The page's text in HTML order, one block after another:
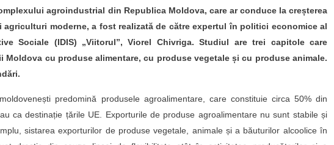
agroindustrial din Republica Moldova, care ar conduce la creșterea
moderne, a fost realizată de către expertul în politici economice al
Sociale (IDIS) „Viitorul”, Viorel Chivriga. Studiul are trei capitole care
Moldova cu produse alimentare, cu produse vegetale și cu produse animale.
predomină produsele agroalimentare, care constituie circa 50% din
ca destinație țările UE. Exporturile de produse agroalimentare nu sunt stabile și
sistarea exporturilor de produse vegetale, animale și a băuturilor alcoolice în